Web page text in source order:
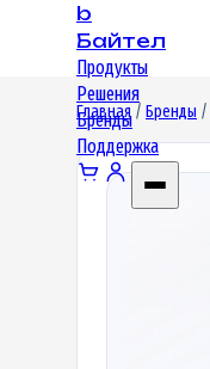
b
Байтел
Продукты
Решения
Бренды
Поддержка
Главная/ Бренды /